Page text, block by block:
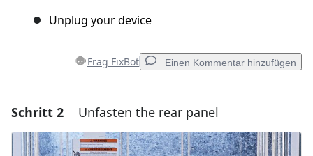
Unplug your device
Frag FixBot Einen Kommentar hinzufügen
Einen Kommentar hinzufügen
Kommentar hinzufügen
Schritt 2 Unfasten the rear panel